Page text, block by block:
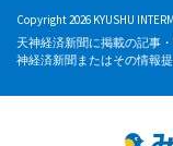
Copyright 2026 KYUSHU
天神経済新聞に掲載の記事
神経済新聞またはその情報提